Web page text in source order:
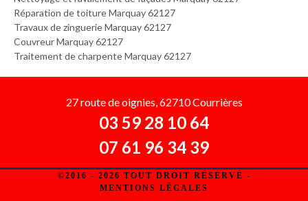
Réparation de toiture Marquay 62127
Travaux de zinguerie Marquay 62127
Couvreur Marquay 62127
Traitement de charpente Marquay 62127
27 route de oignies, 62710 Courrières
03 59 28 10 64
07 61 96 34 39
©2016 - 2026 TOUT DROIT RÉSERVÉ -
MENTIONS LÉGALES